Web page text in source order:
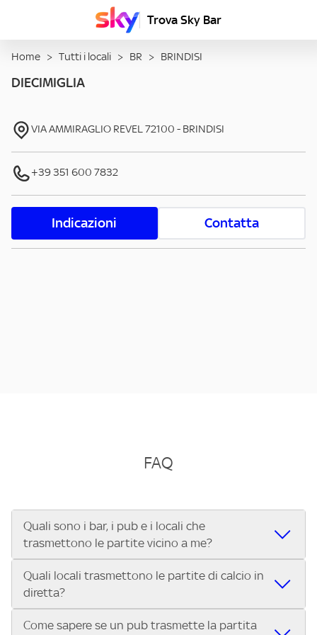
Trova Sky Bar
Home > Tutti i locali > BR > BRINDISI
DIECIMIGLIA
VIA AMMIRAGLIO REVEL72100 - BRINDISI
+39 351 600 7832
Indicazioni Contatta
FAQ
Quali sono i bar, i pub e i locali che
trasmettono le partite vicino a me?
Se cerchi un bar, pub, ristorante o locale vicino a te per
vedere le partite di Serie A ENILIVE, la Serie C Sky Wifi, la
UEFA Champions League, la UEFA Europa League, la UEFA
Conference League, il Tennis, la Formula 1®, la MotoGP™ e
Quali locali trasmettono le partite di calcio in
diretta?
Vuoi sapere quali bar, pub o ristoranti mostrano le partite
Come sapere se un pub trasmette la partita